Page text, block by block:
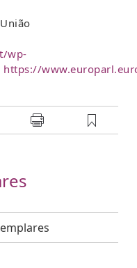
wp-
https://